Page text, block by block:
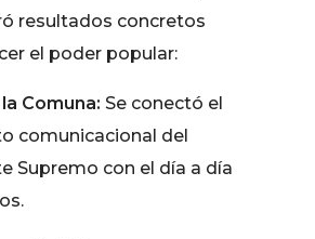
resultados concretos
el poder popular:
Comuna: Se conectó el
comunicacional del
Supremo con el día a día